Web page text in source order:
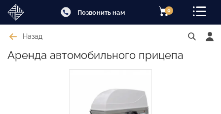
Позвонить нам 0
Назад
Аренда автомобильного прицепа